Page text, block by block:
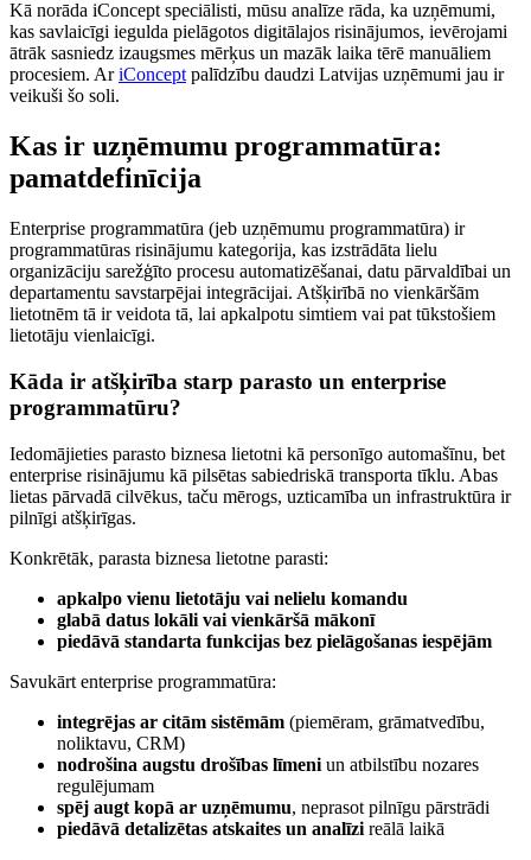
Kā norāda iConcept speciālisti, mūsu analīze rāda, ka uzņēmumi,
kas savlaicīgi iegulda pielāgotos digitālajos risinājumos, ievērojami
ātrāk sasniedz izaugsmes mērķus un mazāk laika tērē manuāliem
procesiem. AriConcept palīdzību daudzi Latvijas uzņēmumi jau ir
veikuši šo soli.
Kas ir uzņēmumu programmatūra:
pamatdefinīcija
Enterprise programmatūra (jeb uzņēmumu programmatūra) ir
programmatūras risinājumu kategorija, kas izstrādāta lielu
organizāciju sarežģīto procesu automatizēšanai, datu pārvaldībai un
departamentu savstarpējai integrācijai. Atšķirībā no vienkāršām
lietotnēm tā ir veidota tā, lai apkalpotu simtiem vai pat tūkstošiem
lietotāju vienlaicīgi.
Kāda ir atšķirība starp parasto un enterprise
programmatūru?
Iedomājieties parasto biznesa lietotni kā personīgo automašīnu, bet
enterprise risinājumu kā pilsētas sabiedriskā transporta tīklu. Abas
lietas pārvadā cilvēkus, taču mērogs, uzticamība un infrastruktūra ir
pilnīgi atšķirīgas.
Konkrētāk, parasta biznesa lietotne parasti:
apkalpo vienu lietotāju vai nelielu komandu
glabā datus lokāli vai vienkāršā mākonī
piedāvā standarta funkcijas bez pielāgošanas iespējām
Savukārt enterprise programmatūra:
integrējas ar citām sistēmām (piemēram, grāmatvedību,
noliktavu, CRM)
nodrošina augstu drošības līmeni un atbilstību nozares
regulējumam
spēj augt kopā ar uzņēmumu, neprasot pilnīgu pārstrādi
piedāvā detalizētas atskaites un analīzi reālā laikā